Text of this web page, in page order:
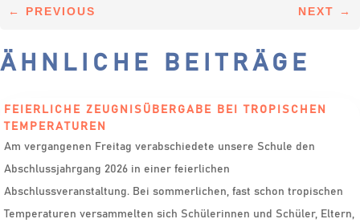
← PREVIOUS NEXT →
ÄHNLICHE BEITRÄGE
FEIERLICHE ZEUGNISÜBERGABE BEI TROPISCHEN
TEMPERATUREN
Am vergangenen Freitag verabschiedete unsere Schule den
Abschlussjahrgang 2026 in einer feierlichen
Abschlussveranstaltung. Bei sommerlichen, fast schon tropischen
Temperaturen versammelten sich Schülerinnen und Schüler, Eltern,